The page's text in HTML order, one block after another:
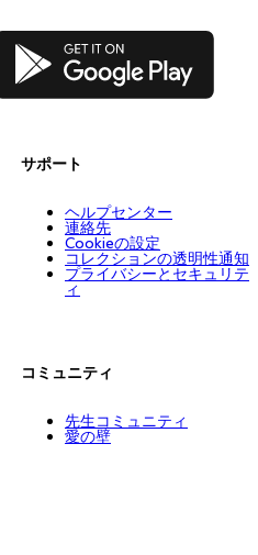
Play
サポート
ヘルプセンター
連絡先
Cookieの設定
コレクションの透明性通知
プライバシーとセキュリテ
ィ
コミュニティ
先生コミュニティ
愛の壁